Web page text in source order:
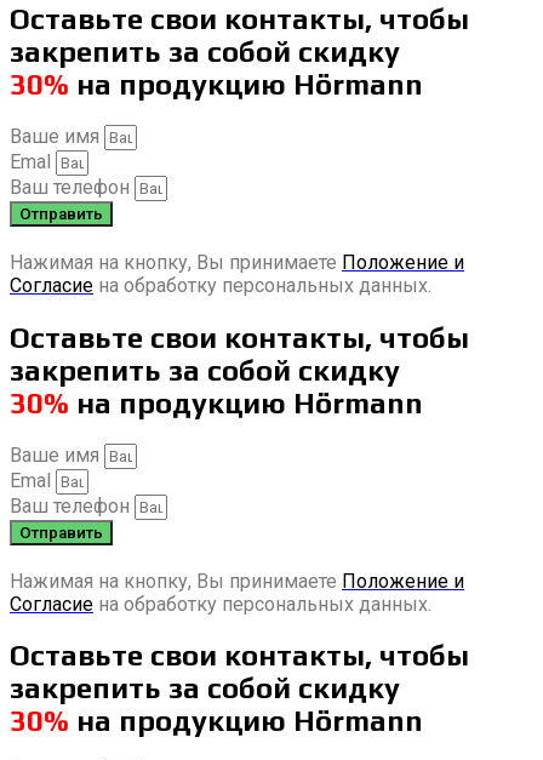
Оставьте свои контакты, чтобы
закрепить за собой скидку
30% на продукцию Hörmann
Ваше имя
Emal
Ваш телефон
Отправить
Нажимая на кнопку, Вы принимаете Положение и
Согласие на обработку персональных данных.
Оставьте свои контакты, чтобы
закрепить за собой скидку
30% на продукцию Hörmann
Ваше имя
Emal
Ваш телефон
Отправить
Нажимая на кнопку, Вы принимаете Положение и
Согласие на обработку персональных данных.
Оставьте свои контакты, чтобы
закрепить за собой скидку
30% на продукцию Hörmann